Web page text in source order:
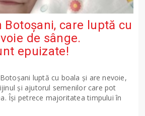
Botoșani, care luptă cu
de sânge.
epuizate!
luptă cu boala și are nevoie,
și ajutorul semenilor care pot
Își petrece majoritatea timpului în